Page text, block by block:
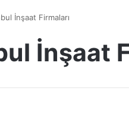
İnşaat Firmaları
İnşaat